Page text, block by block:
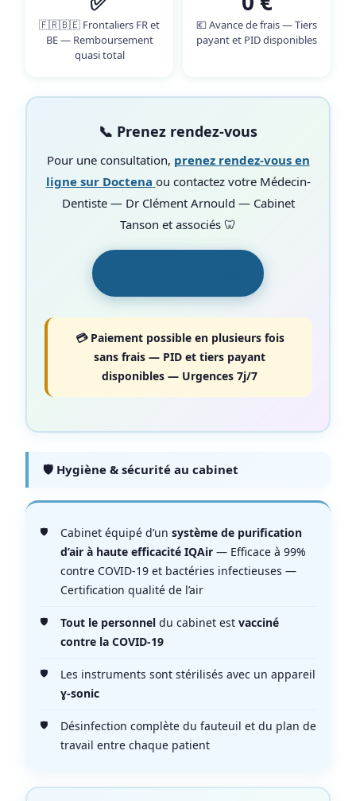
🇫🇷🇧🇪 Frontaliers FR et
BE — Remboursement
quasi total
💶 Avance de frais — Tiers
payant et PID disponibles
📞 Prenez rendez-vous
Pour une consultation, prenez rendez-vous en
ligne sur Doctena ou contactez votre Médecin-
Dentiste — Dr Clément Arnould — Cabinet
Tanson et associés 🦷
💳 Paiement possible en plusieurs fois
sans frais — PID et tiers payant
disponibles — Urgences 7j/7
🛡️ Hygiène & sécurité au cabinet
Cabinet équipé d’un système de purification
d’air à haute efficacité IQAir — Efficace à 99%
contre COVID-19 et bactéries infectieuses —
Certification qualité de l’air
Tout le personnel du cabinet est vacciné
contre la COVID-19
Les instruments sont stérilisés avec un appareil
ɣ-sonic
Désinfection complète du fauteuil et du plan de
travail entre chaque patient